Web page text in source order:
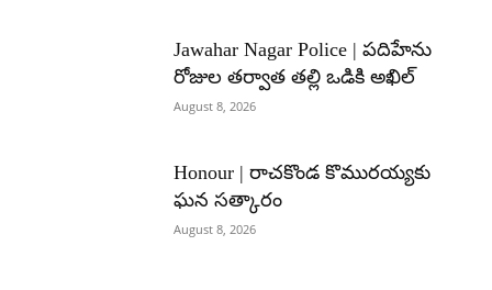
Jawahar Nagar Police | పదిహేను
రోజుల తర్వాత తల్లి ఒడికి అఖిల్
August 8, 2026
Honour | రాచకొండ కొమురయ్యకు
ఘన సత్కారం
August 8, 2026